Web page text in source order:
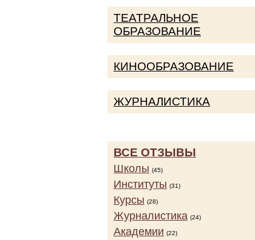
ТЕАТРАЛЬНОЕ
ОБРАЗОВАНИЕ
КИНООБРАЗОВАНИЕ
ЖУРНАЛИСТИКА
ВСЕ ОТЗЫВЫ
Школы (45)
Институты (31)
Курсы (28)
Журналистика (24)
Академии (22)